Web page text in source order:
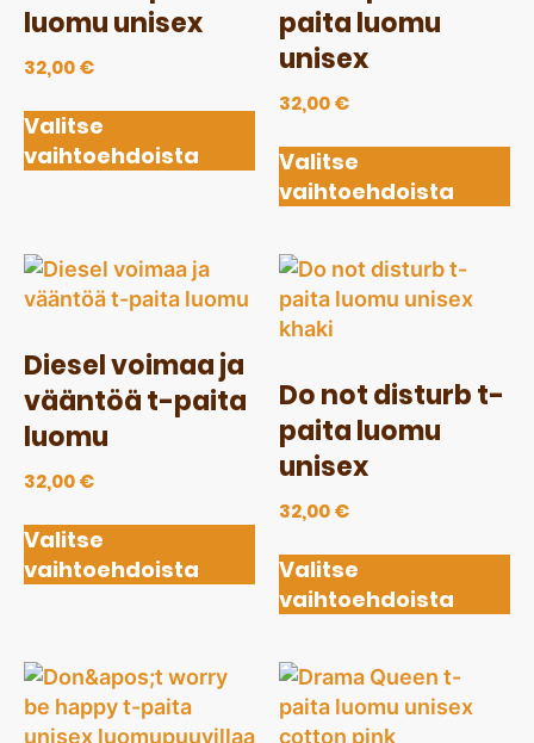
luomu unisex
32,00€
Valitse
vaihtoehdoista
paita luomu
unisex
32,00€
Valitse
vaihtoehdoista
Diesel voimaa ja
vääntöä t-paita
luomu
32,00€
Valitse
vaihtoehdoista
Do not disturb t-
paita luomu
unisex
32,00€
Valitse
vaihtoehdoista